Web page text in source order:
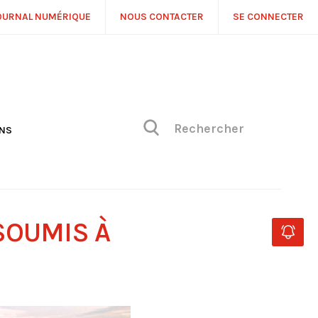
NUMÉRIQUE NOUS CONTACTER SE CONNECTER
À